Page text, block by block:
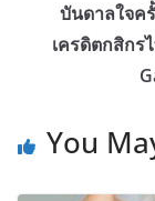
บันดาลใจค
เครดิตกสิกร
You